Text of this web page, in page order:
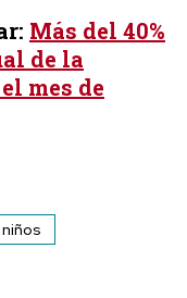
Más del 40%
de la
mes de